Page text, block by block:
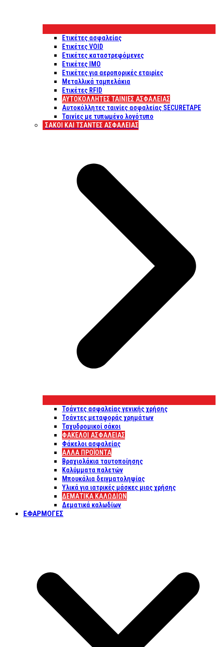
Ετικέτες ασφαλείας
Ετικέτες VOID
Ετικέτες καταστρεφόμενες
Ετικέτες IMO
Ετικέτες για αεροπορικές εταιρίες
Μεταλλικά ταμπελάκια
Ετικέτες RFID
ΑΥΤΟΚΌΛΛΗΤΕΣ ΤΑΙΝΊΕΣ ΑΣΦΑΛΕΊΑΣ
Αυτοκόλλητες ταινίες ασφαλείας SECURETAPE
Ταινίες με τυπωμένο λογότυπο
ΣΆΚΟΙ ΚΑΙ ΤΣΆΝΤΕΣ ΑΣΦΑΛΕΊΑΣ
Τσάντες ασφαλείας γενικής χρήσης
Τσάντες μεταφοράς χρημάτων
Ταχυδρομικοί σάκοι
ΦΑΚΕΛΟΙ ΑΣΦΑΛΕΙΑΣ
Φάκελοι ασφαλείας
ΑΛΛΑ ΠΡΟΪΟΝΤΑ
Βραχιολάκια ταυτοποίησης
Καλύμματα παλετών
Μπουκάλια δειγματοληψίας
Υλικά για ιατρικές μάσκες μιας χρήσης
ΔΕΜΑΤΙΚΆ ΚΑΛΩΔΊΩΝ
Δεματικά καλωδίων
ΕΦΑΡΜΟΓΈΣ